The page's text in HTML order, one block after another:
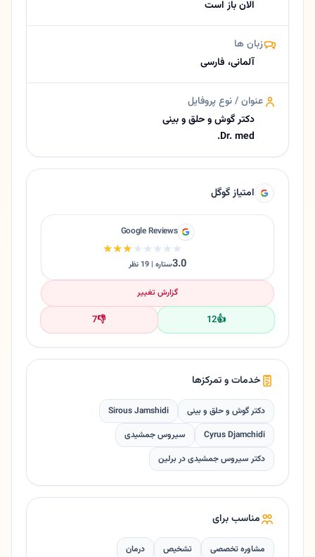
الان باز است
زبان ها
آلمانی، فارسی
عنوان / نوع پروفایل
دکتر گوش و حلق و بینی
Dr. med.
امتیاز گوگل
Google Reviews
★★★★★
★★★★★
3.0ستاره | 19 نظر
گزارش تغییر
👍
12
👎
7
خدمات و تمرکزها
دکتر گوش و حلق و بینی
Sirous Jamshidi
Cyrus Djamchidi
سیروس جمشیدی
دکتر سیروس جمشیدی در برلین
مناسب برای
مشاوره تخصصی تشخیص
درمان